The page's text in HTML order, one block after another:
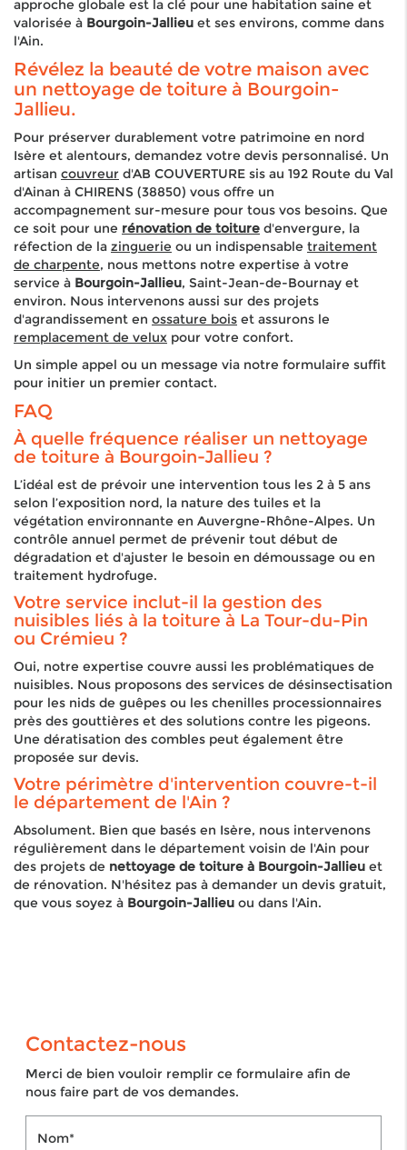
approche globale est la clé pour une habitation saine et
valorisée à Bourgoin-Jallieu et ses environs, comme dans
l'Ain.
Révélez la beauté de votre maison avec
un nettoyage de toiture à Bourgoin-
Jallieu.
Pour préserver durablement votre patrimoine en nord
Isère et alentours, demandez votre devis personnalisé. Un
artisan couvreur d'AB COUVERTURE sis au 192 Route du Val
d'Ainan à CHIRENS (38850) vous offre un
accompagnement sur-mesure pour tous vos besoins. Que
ce soit pour une rénovation de toiture d'envergure, la
réfection de la zinguerie ou un indispensable traitement
de charpente, nous mettons notre expertise à votre
service à Bourgoin-Jallieu, Saint-Jean-de-Bournay et
environ. Nous intervenons aussi sur des projets
d'agrandissement en ossature bois et assurons le
remplacement de velux pour votre confort.
Un simple appel ou un message via notre formulaire suffit
pour initier un premier contact.
FAQ
À quelle fréquence réaliser un nettoyage
de toiture à Bourgoin-Jallieu ?
L’idéal est de prévoir une intervention tous les 2 à 5 ans
selon l’exposition nord, la nature des tuiles et la
végétation environnante en Auvergne-Rhône-Alpes. Un
contrôle annuel permet de prévenir tout début de
dégradation et d'ajuster le besoin en démoussage ou en
traitement hydrofuge.
Votre service inclut-il la gestion des
nuisibles liés à la toiture à La Tour-du-Pin
ou Crémieu ?
Oui, notre expertise couvre aussi les problématiques de
nuisibles. Nous proposons des services de désinsectisation
pour les nids de guêpes ou les chenilles processionnaires
près des gouttières et des solutions contre les pigeons.
Une dératisation des combles peut également être
proposée sur devis.
Votre périmètre d'intervention couvre-t-il
le département de l'Ain ?
Absolument. Bien que basés en Isère, nous intervenons
régulièrement dans le département voisin de l'Ain pour
des projets de nettoyage de toiture à Bourgoin-Jallieu et
de rénovation. N'hésitez pas à demander un devis gratuit,
que vous soyez à Bourgoin-Jallieu ou dans l'Ain.
Contactez-nous
Merci de bien vouloir remplir ce formulaire afin de
nous faire part de vos demandes.